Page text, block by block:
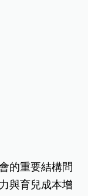
的重要結構問
與育兒成本增